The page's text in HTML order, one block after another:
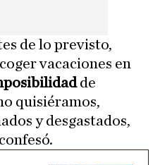
de lo previsto,
vacaciones en
de
quisiéramos,
y desgastados,